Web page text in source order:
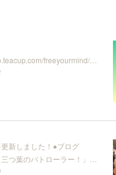
freeyourmind/…
新しました！●ブログ
三つ葉のパトローラー！」…